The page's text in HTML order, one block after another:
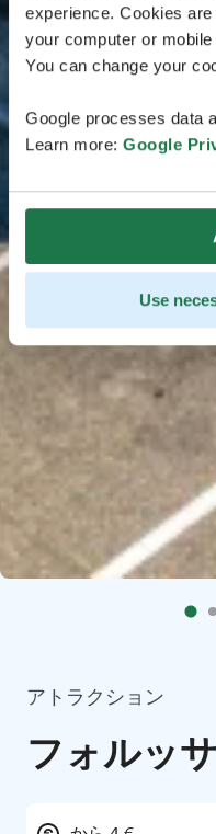
experience. Cookies
your computer or
You can change your
Google processes data
Learn more: Google
Use
アトラクション
フォルッ